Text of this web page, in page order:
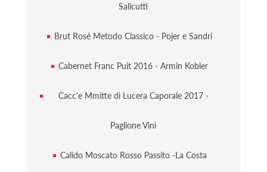
Salicutti
Brut Rosé Metodo Classico - Pojer e Sandri
Cabernet Franc Puit 2016 - Armin Kobler
Cacc'e Mmitte di Lucera Caporale 2017 -
Paglione Vini
Calido Moscato Rosso Passito -La Costa